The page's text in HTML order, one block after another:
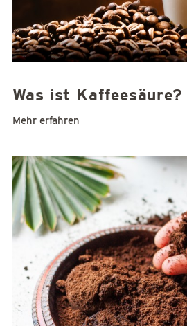
Was ist Kaffeesäure?
Mehr erfahren